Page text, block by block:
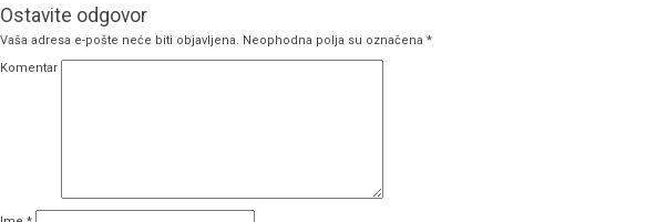
Ostavite odgovor
Vaša adresa e-pošte neće biti objavljena. Neophodna polja su označena *
Komentar